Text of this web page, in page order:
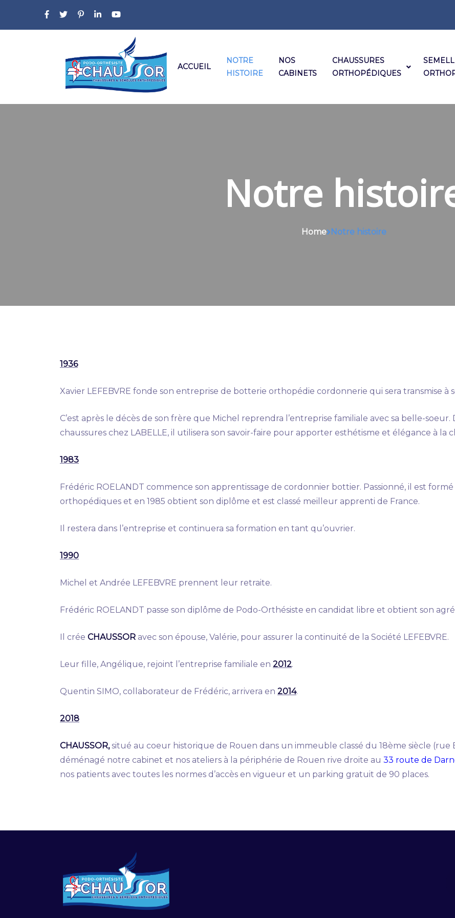
ACCUEIL
NOTRE
HISTOIRE
NOS
CABINETS
CHAUSSURES
ORTHOPÉDIQUES
Notre
Home Notre histoire
1936
Xavier LEFEBVRE fonde son entreprise de botterie orthopédie cordonnerie qui sera transmise à
C’est après le décès de son frère que Michel reprendra l’entreprise familiale avec sa belle-
chaussures chez LABELLE, il utilisera son savoir-faire pour apporter esthétisme et élégance à la
1983
Frédéric ROELANDT commence son apprentissage de cordonnier bottier. Passionné, il est
orthopédiques et en 1985 obtient son diplôme et est classé meilleur apprenti de France.
Il restera dans l’entreprise et continuera sa formation en tant qu’ouvrier.
1990
Michel et Andrée LEFEBVRE prennent leur retraite.
Frédéric ROELANDT passe son diplôme de Podo-Orthésiste en candidat libre et obtient son
Il crée CHAUSSOR avec son épouse, Valérie, pour assurer la continuité de la Société LEFEBVRE.
Leur fille, Angélique, rejoint l’entreprise familiale en 2012.
Quentin SIMO, collaborateur de Frédéric, arrivera en 2014.
2018
CHAUSSOR, situé au coeur historique de Rouen dans un immeuble classé du 18ème siècle (rue
déménagé notre cabinet et nos ateliers à la périphérie de Rouen rive droite au 33 route de
nos patients avec toutes les normes d’accès en vigueur et un parking gratuit de 90 places.